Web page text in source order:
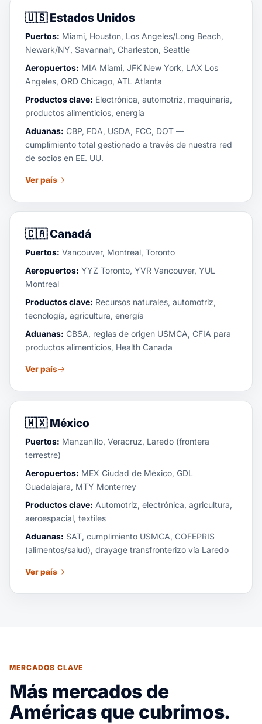
🇺🇸Estados Unidos
Puertos: Miami, Houston, Los Angeles/Long Beach,
Newark/NY, Savannah, Charleston, Seattle
Aeropuertos: MIA Miami, JFK New York, LAX Los
Angeles, ORD Chicago, ATL Atlanta
Productos clave: Electrónica, automotriz, maquinaria,
productos alimenticios, energía
Aduanas: CBP, FDA, USDA, FCC, DOT —
cumplimiento total gestionado a través de nuestra red
de socios en EE. UU.
Ver país
🇨🇦Canadá
Puertos: Vancouver, Montreal, Toronto
Aeropuertos: YYZ Toronto, YVR Vancouver, YUL
Montreal
Productos clave: Recursos naturales, automotriz,
tecnología, agricultura, energía
Aduanas: CBSA, reglas de origen USMCA, CFIA para
productos alimenticios, Health Canada
Ver país
🇲🇽México
Puertos: Manzanillo, Veracruz, Laredo (frontera
terrestre)
Aeropuertos: MEX Ciudad de México, GDL
Guadalajara, MTY Monterrey
Productos clave: Automotriz, electrónica, agricultura,
aeroespacial, textiles
Aduanas: SAT, cumplimiento USMCA, COFEPRIS
(alimentos/salud), drayage transfronterizo vía Laredo
Ver país
MERCADOS CLAVE
Más mercados de
Américas que cubrimos.